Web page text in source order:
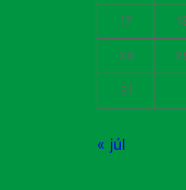
17
24
31
« júl